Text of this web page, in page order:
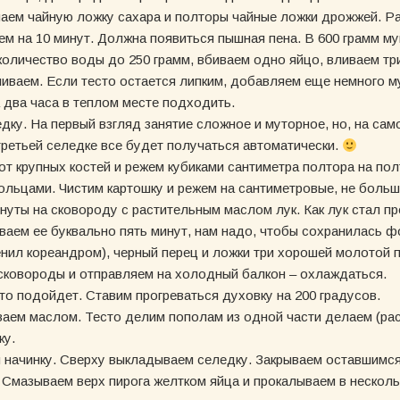
чайную ложку сахара и полторы чайные ложки дрожжей.
на 10 минут. Должна появиться пышная пена. В 600 грамм
воды до 250 грамм, вбиваем одно яйцо, вливаем
Если тесто остается липким, добавляем еще немного
часа в теплом месте подходить.
На первый взгляд занятие сложное и муторное, но, на
селедке все будет получаться автоматически.
костей и режем кубиками сантиметра полтора на
Чистим картошку и режем на сантиметровые, не
на сковороду с растительным маслом лук. Как лук стал
ее буквально пять минут, нам надо, чтобы сохранилась
кореандром), черный перец и ложки три хорошей молотой
и отправляем на холодный балкон – охлаждаться.
подойдет. Ставим прогреваться духовку на 200 градусов.
маслом. Тесто делим пополам из одной части делаем
Сверху выкладываем селедку. Закрываем
верх пирога желтком яйца и прокалываем в